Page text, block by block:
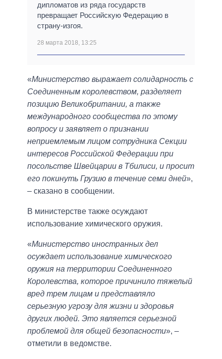
дипломатов из ряда государств
превращает Российскую Федерацию в
страну-изгоя.
28 марта 2018, 13:25
«Министерство выражает солидарность с
Соединенным королевством, разделяет
позицию Великобритании, а также
международного сообщества по этому
вопросу и заявляет о признании
неприемлемым лицом сотрудника Секции
интересов Российской Федерации при
посольстве Швейцарии в Тбилиси, и просит
его покинуть Грузию в течение семи дней»,
– сказано в сообщении.
В министерстве также осуждают
использование химического оружия.
«Министерство иностранных дел
осуждает использование химического
оружия на территории Соединенного
Королевства, которое причинило тяжелый
вред трем лицам и представляло
серьезную угрозу для жизни и здоровья
других людей. Это является серьезной
проблемой для общей безопасности», –
отметили в ведомстве.